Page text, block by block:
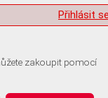
Přihlásit
zakoupit pomocí